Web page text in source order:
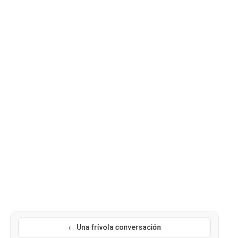
← Una frívola conversación